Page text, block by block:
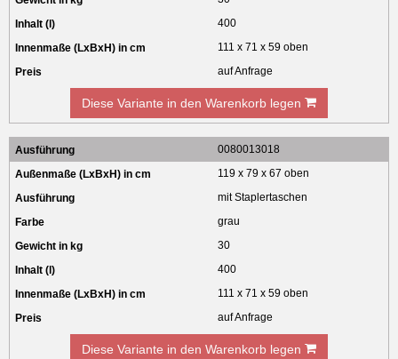
400
111 x 71 x 59 oben
auf Anfrage
Diese Variante in den Warenkorb legen
0080013018
119 x 79 x 67 oben
mit Staplertaschen
grau
30
400
111 x 71 x 59 oben
auf Anfrage
Diese Variante in den Warenkorb legen